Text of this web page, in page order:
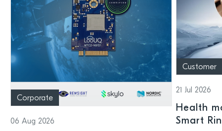
Corporate
06 Aug 2026
Customer
21 Jul 2026
Health
Smart